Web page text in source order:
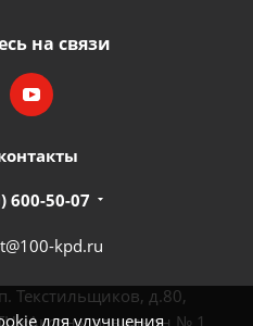
для улучшения
на связи
600-50-07
kpd.ru
Текстильщиков, д.80,
«Аксон», павильон № 1